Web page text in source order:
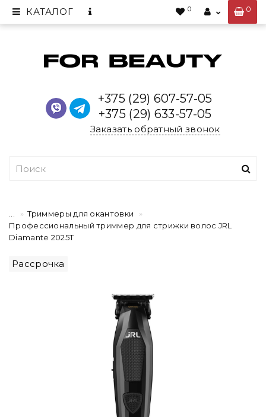
0
КАТАЛОГ 0
+375 (29) 607-57-05
+375 (29) 633-57-05
Заказать обратный звонок
Триммеры для окантовки
Профессиональный триммер для стрижки волос JRL
Diamante 2025T
Рассрочка